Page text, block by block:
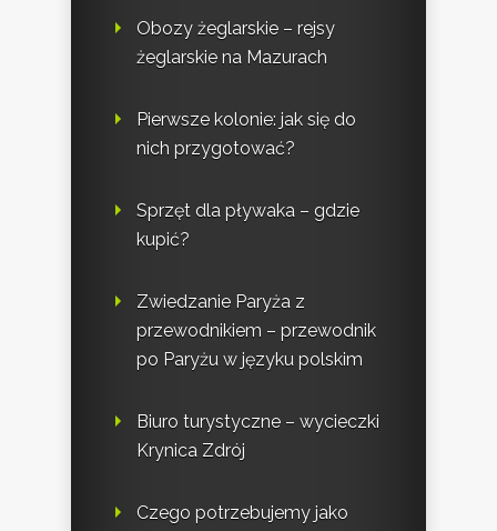
Obozy żeglarskie – rejsy
żeglarskie na Mazurach
Pierwsze kolonie: jak się do
nich przygotować?
Sprzęt dla pływaka – gdzie
kupić?
Zwiedzanie Paryża z
przewodnikiem – przewodnik
po Paryżu w języku polskim
Biuro turystyczne – wycieczki
Krynica Zdrój
Czego potrzebujemy jako